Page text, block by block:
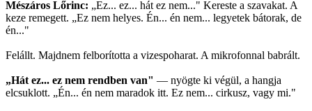
Mészáros Lőrinc: „Ez... ez... hát ez nem..." Kereste a szavakat. A
keze remegett. „Ez nem helyes. Én... én nem... legyetek bátorak, de
én..."
Felállt. Majdnem felborította a vizespoharat. A mikrofonnal babrált.
„Hát ez... ez nem rendben van" — nyögte ki végül, a hangja
elcsuklott. „Én... én nem maradok itt. Ez nem... cirkusz, vagy mi."